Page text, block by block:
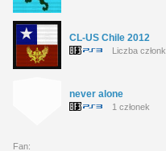
CL-US Chile 2012
Liczba
never alone
1 członek
Fan: